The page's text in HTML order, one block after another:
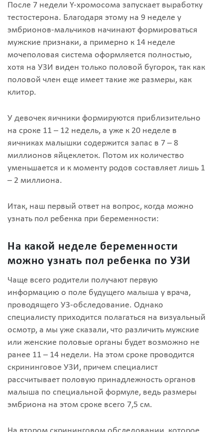
После 7 недели Y-хромосома запускает выработку
тестостерона. Благодаря этому на 9 неделе у
эмбрионов-мальчиков начинают формироваться
мужские признаки, а примерно к 14 неделе
мочеполовая система оформляется полностью,
хотя на УЗИ виден только половой бугорок, так как
половой член еще имеет такие же размеры, как
клитор.
У девочек яичники формируются приблизительно
на сроке 11 – 12 недель, а уже к 20 неделе в
яичниках малышки содержится запас в 7 – 8
миллионов яйцеклеток. Потом их количество
уменьшается и к моменту родов составляет лишь 1
– 2 миллиона.
Итак, наш первый ответ на вопрос, когда можно
узнать пол ребенка при беременности:
На какой неделе беременности
можно узнать пол ребенка по УЗИ
Чаще всего родители получают первую
информацию о поле будущего малыша у врача,
проводящего УЗ-обследование. Однако
специалисту приходится полагаться на визуальный
осмотр, а мы уже сказали, что различить мужские
или женские половые органы будет возможно не
ранее 11 – 14 недели. На этом сроке проводится
скрининговое УЗИ, причем специалист
рассчитывает половую принадлежность органов
малыша по специальной формуле, ведь размеры
эмбриона на этом сроке всего 7,5 см.